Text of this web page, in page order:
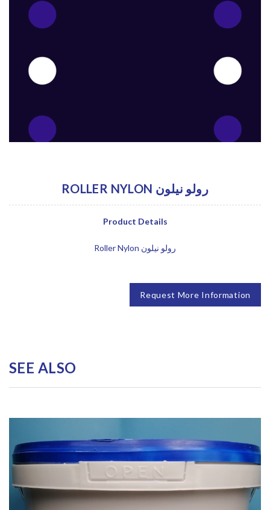
ROLLER NYLON رولو نيلون
Product Details
Roller Nylon رولو نيلون
Request More Information
SEE ALSO